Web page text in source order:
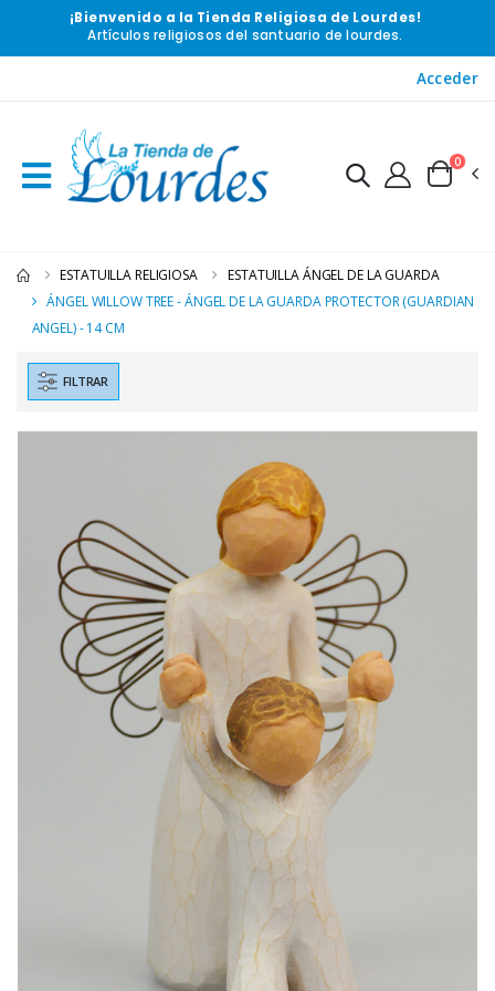
¡Bienvenido a la Tienda Religiosa de Lourdes!
Artículos religiosos del santuario de lourdes.
Acceder
0
ESTATUILLA RELIGIOSA
ESTATUILLA ÁNGEL DE LA GUARDA
ÁNGEL WILLOW TREE - ÁNGEL DE LA GUARDA PROTECTOR (GUARDIAN
ANGEL) - 14 CM
FILTRAR